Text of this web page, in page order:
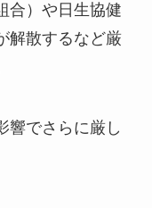
合）や日生協健
解散するなど厳
響でさらに厳し